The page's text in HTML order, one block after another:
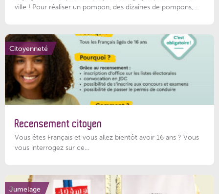
ville ! Pour réaliser un pompon, des dizaines de pompons,...
Citoyenneté
Recensement citoyen
Vous êtes Français et vous allez bientôt avoir 16 ans ? Vous
vous interrogez sur ce...
Jumelage